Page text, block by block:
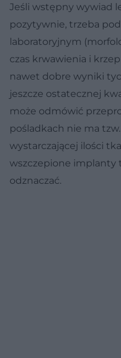
Jeśli wstępny wywiad
pozytywnie, trzeba
laboratoryjnym
czas krwawienia i
nawet dobre wyniki
jeszcze ostatecznej
może odmówić
pośladkach nie ma
wystarczającej ilości
wszczepione implanty
odznaczać.